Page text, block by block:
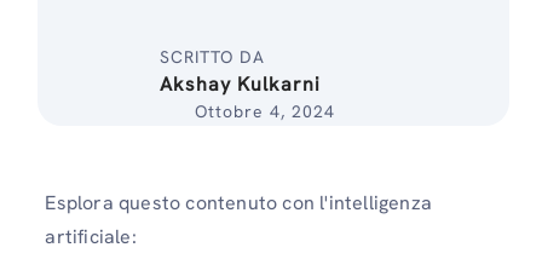
SCRITTO DA
Akshay Kulkarni
Ottobre 4, 2024
Esplora questo contenuto con l'intelligenza
artificiale: